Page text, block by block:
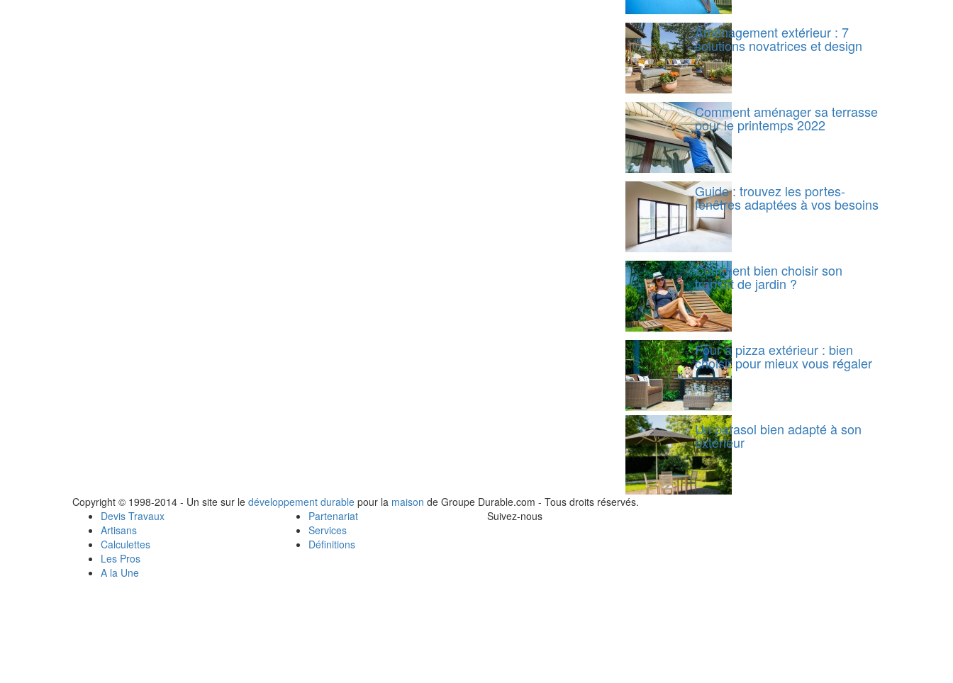
Aménagement extérieur : 7
solutions novatrices et design
Comment aménager sa terrasse
pour le printemps 2022
Guide : trouvez les portes-
fenêtres adaptées à vos besoins
Comment bien choisir son
transat de jardin ?
Four à pizza extérieur : bien
choisir pour mieux vous régaler
Un parasol bien adapté à son
extérieur
Copyright © 1998-2014 - Un site sur le développement durable pour la maison de Groupe Durable.com - Tous droits réservés.
Devis Travaux
Artisans
Calculettes
Les Pros
A la Une
Partenariat
Services
Définitions
Suivez-nous